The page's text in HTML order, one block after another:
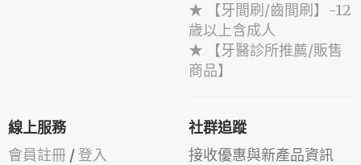
★ 【牙間刷/齒間刷】-12
歲以上含成人
★ 【牙醫診所推薦/販售
商品】
線上服務
會員註冊 / 登入
社群追蹤
接收優惠與新產品資訊